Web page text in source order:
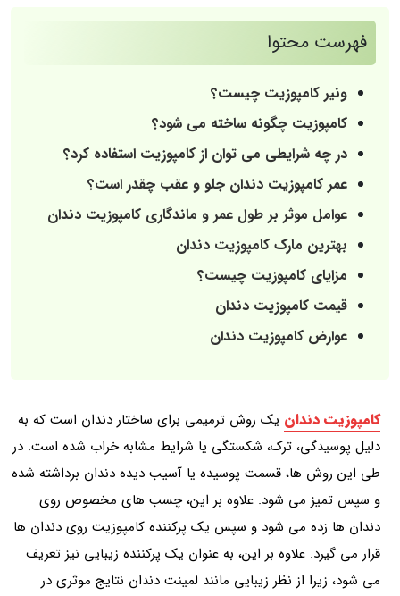
فهرست محتوا
ونیر کامپوزیت چیست؟
کامپوزیت چگونه ساخته می شود؟
در چه شرایطی می توان از کامپوزیت استفاده کرد؟
عمر کامپوزیت دندان جلو و عقب چقدر است؟
عوامل موثر بر طول عمر و ماندگاری کامپوزیت دندان
بهترین مارک کامپوزیت دندان
مزایای کامپوزیت چیست؟
قیمت کامپوزیت دندان
عوارض کامپوزیت دندان
کامپوزیت دندان یک روش ترمیمی برای ساختار دندان است که به
دلیل پوسیدگی، ترک، شکستگی یا شرایط مشابه خراب شده است. در
طی این روش ها، قسمت پوسیده یا آسیب دیده دندان برداشته شده
و سپس تمیز می شود. علاوه بر این، چسب های مخصوص روی
دندان ها زده می شود و سپس یک پرکننده کامپوزیت روی دندان ها
قرار می گیرد. علاوه بر این، به عنوان یک پرکننده زیبایی نیز تعریف
می شود، زیرا از نظر زیبایی مانند لمینت دندان نتایج موثری در